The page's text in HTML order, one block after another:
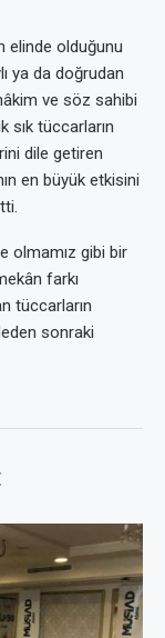
elinde olduğunu
ya da doğrudan
ve söz sahibi
sık tüccarların
dile getiren
en büyük etkisini
olmamız gibi bir
farkı
tüccarların
sonraki